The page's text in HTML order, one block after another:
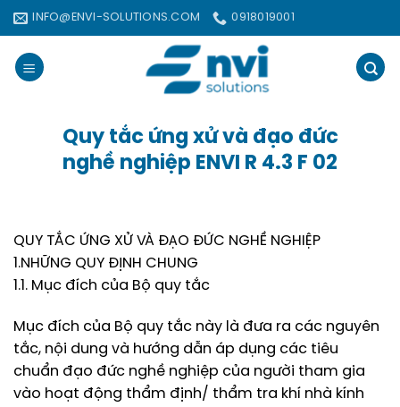
Bỏ
qua
nội
dung
INFO@ENVI-SOLUTIONS.COM 0918019001
Quy tắc ứng xử và đạo đức
nghề nghiệp ENVI R 4.3 F 02
QUY TẮC ỨNG XỬ VÀ ĐẠO ĐỨC NGHỀ NGHIỆP
1.NHỮNG QUY ĐỊNH CHUNG
1.1. Mục đích của Bộ quy tắc
Mục đích của Bộ quy tắc này là đưa ra các nguyên
tắc, nội dung và hướng dẫn áp dụng các tiêu
chuẩn đạo đức nghề nghiệp của người tham gia
vào hoạt động thẩm định/ thẩm tra khí nhà kính